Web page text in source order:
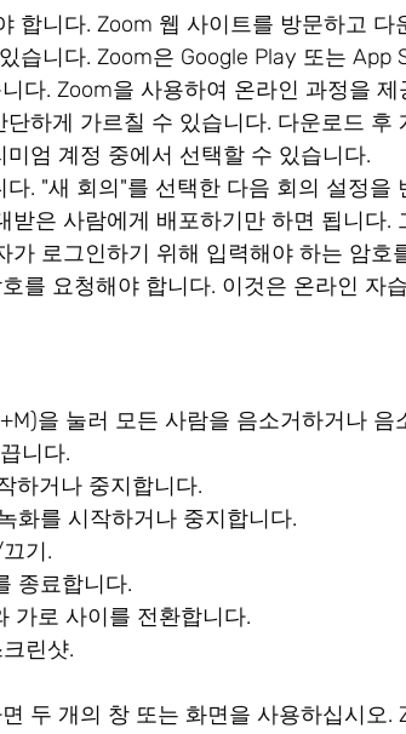
합니다. Zoom 웹 사이트를 방문하고 다
습니다. Zoom은 Google Play 또는 App
다. Zoom을 사용하여 온라인 과정을
하게 가르칠 수 있습니다. 다운로드 후
엄 계정 중에서 선택할 수 있습니다.
. "새 회의"를 선택한 다음 회의 설정을
받은 사람에게 배포하기만 하면 됩니다.
가 로그인하기 위해 입력해야 하는 암호
를 요청해야 합니다. 이것은 온라인 자
을 눌러 모든 사람을 음소거하거나 음
니다.
하거나 중지합니다.
화를 시작하거나 중지합니다.
기.
종료합니다.
가로 사이를 전환합니다.
린샷.
두 개의 창 또는 화면을 사용하십시오.